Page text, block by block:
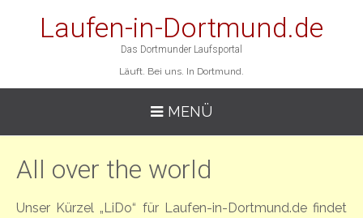
Laufen-in-Dortmund.de
Das Dortmunder Laufsportal
Läuft. Bei uns. In Dortmund.
MENÜ
All over the world
Unser Kürzel „LiDo“ für Laufen-in-Dortmund.de findet